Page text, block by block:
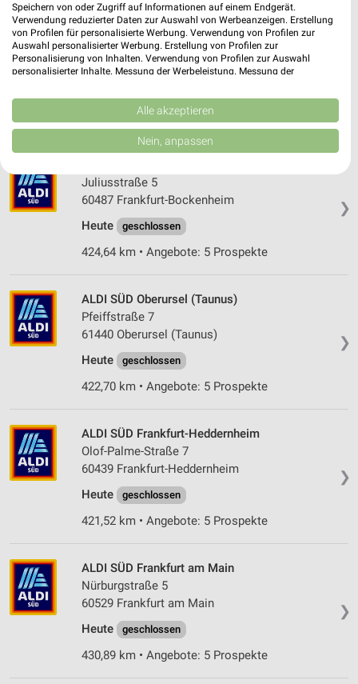
ALDI SÜD Frankfurt-Riedberg
Riedbergplatz 2
60438 Frankfurt-Riedberg
421,57 km • Angebote: 5 Prospekte
❯
Juliusstraße 5
60487 Frankfurt-Bockenheim
Heute
geschlossen
424,64 km • Angebote: 5 Prospekte
❯
ALDI SÜD Oberursel (Taunus)
Pfeiffstraße 7
61440 Oberursel (Taunus)
Heute
geschlossen
422,70 km • Angebote: 5 Prospekte
❯
ALDI SÜD Frankfurt-Heddernheim
Olof-Palme-Straße 7
60439 Frankfurt-Heddernheim
Heute
geschlossen
421,52 km • Angebote: 5 Prospekte
❯
ALDI SÜD Frankfurt am Main
Nürburgstraße 5
60529 Frankfurt am Main
Heute
geschlossen
430,89 km • Angebote: 5 Prospekte
Speichern von oder Zugriff auf Informationen auf einem Endgerät.
Verwendung reduzierter Daten zur Auswahl von Werbeanzeigen. Erstellung
von Profilen für personalisierte Werbung. Verwendung von Profilen zur
Auswahl personalisierter Werbung. Erstellung von Profilen zur
Personalisierung von Inhalten. Verwendung von Profilen zur Auswahl
personalisierter Inhalte. Messung der Werbeleistung. Messung der
Kombinationen von Daten aus verschiedenen Quellen. Entwicklung und
Verbesserung der Angebote. Verwendung reduzierter Daten zur Auswahl
von Inhalten.
Daten können außerhalb der Europäischen Union weitergegeben und in die
Website/App.
Partnerliste anzeigen (1 IAB-Anbieter)
Wir nutzen Ihre Daten für folgende Zwecke:
IAB-Verarbeitungszwecke:
Verwendung reduzierter Daten zur Auswahl von
Werbeanzeigen
Erstellung von Profilen für personalisierte
Erstellung von Profilen zur Personalisierung
von Inhalten
Verwendung von Profilen zur Auswahl
Messung der Performance von Inhalten
Analyse von Zielgruppen durch Statistiken oder
Kombinationen von Daten aus verschiedenen
Alle akzeptieren
Nein, anpassen